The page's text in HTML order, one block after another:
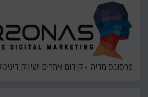
פרסונס מדיה - קידום אתרים ושיווק